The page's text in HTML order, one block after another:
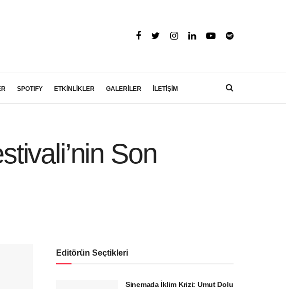
SPOTIFY ETKİNLİKLER GALERİLER İLETİŞİM
Son
Editörün Seçtikleri
Sinemada İklim Krizi: Umut Dolu